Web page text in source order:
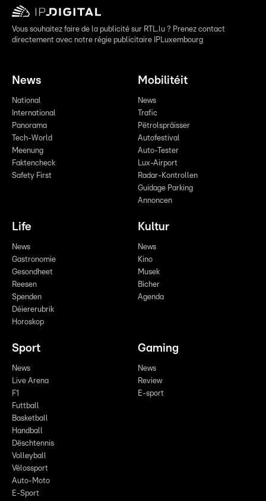
Vous souhaitez faire de la publicité sur RTL.lu ? Prenez contact
directement avec notre régie publicitaire IPLuxembourg
News
National
International
Panorama
Tech-World
Meenung
Faktencheck
Safety First
Mobilitéit
News
Trafic
Pëtrolspräisser
Autofestival
Auto-Tester
Lux-Airport
Radar-Kontrollen
Guidage Parking
Annoncen
Life
News
Gastronomie
Gesondheet
Reesen
Spenden
Déiererubrik
Horoskop
Kultur
News
Kino
Musek
Bicher
Agenda
Sport
News
Live Arena
F1
Futtball
Basketball
Handball
Dëschtennis
Volleyball
Vëlossport
Auto-Moto
E-Sport
Gaming
News
Review
E-sport